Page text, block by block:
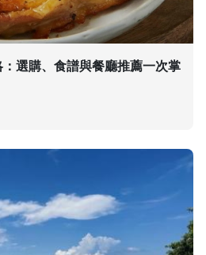
選購、食譜與餐廳推薦一次掌